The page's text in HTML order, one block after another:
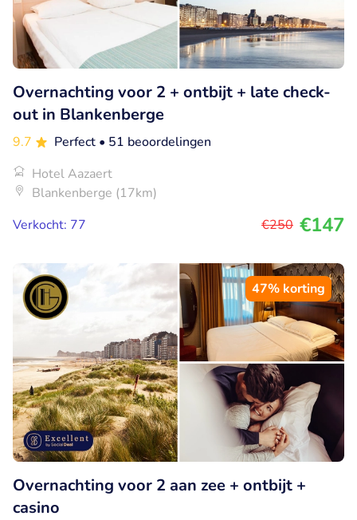
Overnachting voor 2 + ontbijt + late check-
out in Blankenberge
9.7 Perfect • 51 beoordelingen
Hotel Aazaert
Blankenberge (17km)
Verkocht: 77
€250 €147
47% korting
Overnachting voor 2 aan zee + ontbijt +
casino